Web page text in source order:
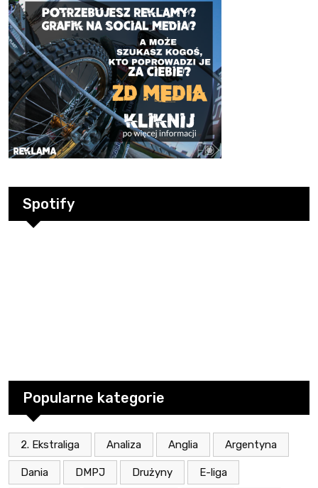
Spotify
Popularne kategorie
2. Ekstraliga Analiza Anglia Argentyna
Dania DMPJ Drużyny E-liga